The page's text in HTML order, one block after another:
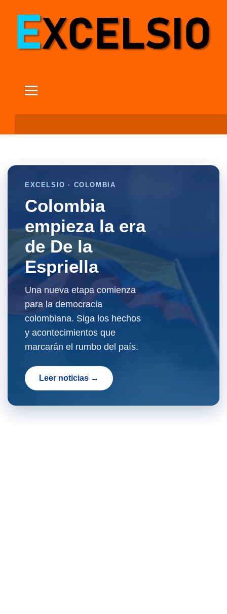
EXCELSIO · COLOMBIA
Colombia
empieza la era
de De la
Espriella
Una nueva etapa comienza
para la democracia
colombiana. Siga los hechos
y acontecimientos que
marcarán el rumbo del país.
Leer noticias →